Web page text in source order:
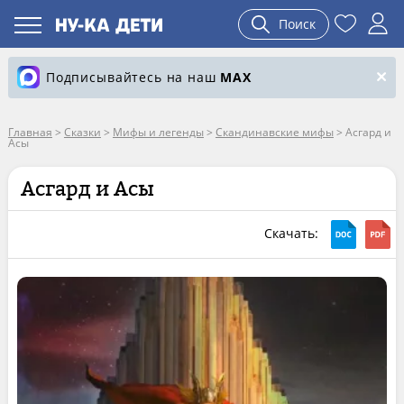
Поиск
Подписывайтесь на наш MAX
Главная > Сказки > Мифы и легенды > Скандинавские мифы > Асгард и
Асы
Асгард и Асы
Скачать: